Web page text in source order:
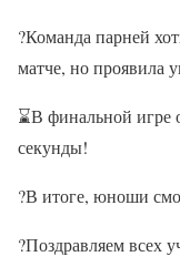
?Команда парней
матче, но проявила
⌛В финальной игре
секунды!
?В итоге, юноши
?Поздравляем всех